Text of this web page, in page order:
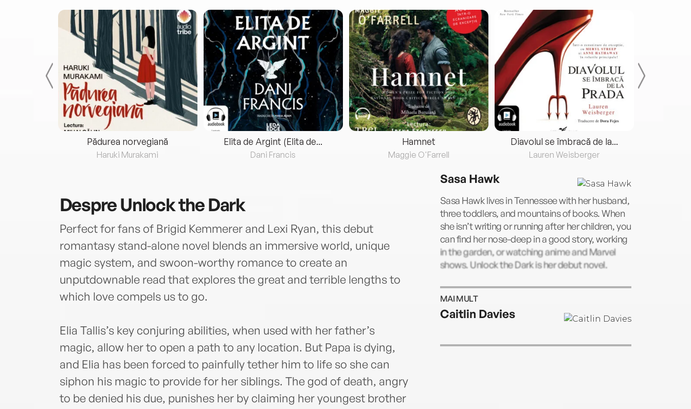
Pădurea norvegiană
Haruki Murakami
Elita de Argint (Elita de...
Dani Francis
Hamnet
Maggie O'Farrell
Diavolul se îmbracă de la...
Lauren Weisberger
DespreUnlock the Dark
Perfect for fans of Brigid Kemmerer and Lexi Ryan, this debut
romantasy stand-alone novel blends an immersive world, unique
magic system, and swoon-worthy romance to create an
unputdownable read that explores the great and terrible lengths to
which love compels us to go.
Elia Tallis’s key conjuring abilities, when used with her father’s
magic, allow her to open a path to any location. But Papa is dying,
and Elia has been forced to painfully tether him to life so she can
siphon his magic to provide for her siblings. The god of death, angry
to be denied his due, punishes her by claiming her youngest brother
Sasa Hawk
Sasa Hawk lives in Tennessee with her husband,
three toddlers, and mountains of books. When
she isn’t writing or running after her children, you
can find her nose-deep in a good story, working
in the garden, or watching anime and Marvel
shows. Unlock the Dark is her debut novel.
MAI MULT
Caitlin Davies